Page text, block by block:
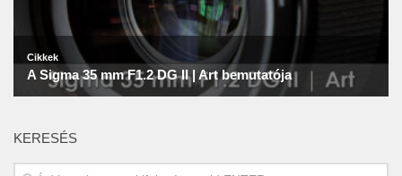
KERESÉS